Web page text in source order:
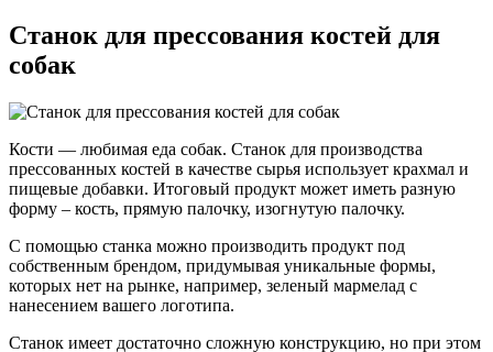
Станок для прессования костей для
собак
Кости — любимая еда собак. Станок для производства
прессованных костей в качестве сырья использует крахмал и
пищевые добавки. Итоговый продукт может иметь разную
форму – кость, прямую палочку, изогнутую палочку.
С помощью станка можно производить продукт под
собственным брендом, придумывая уникальные формы,
которых нет на рынке, например, зеленый мармелад с
нанесением вашего логотипа.
Станок имеет достаточно сложную конструкцию, но при этом